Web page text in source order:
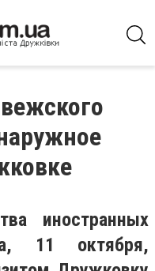
иностранных
11 октября,